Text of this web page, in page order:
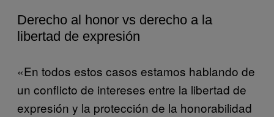
Derecho al honor vs derecho a la
libertad de expresión
«En todos estos casos estamos hablando de
un conflicto de intereses entre la libertad de
expresión y la protección de la honorabilidad